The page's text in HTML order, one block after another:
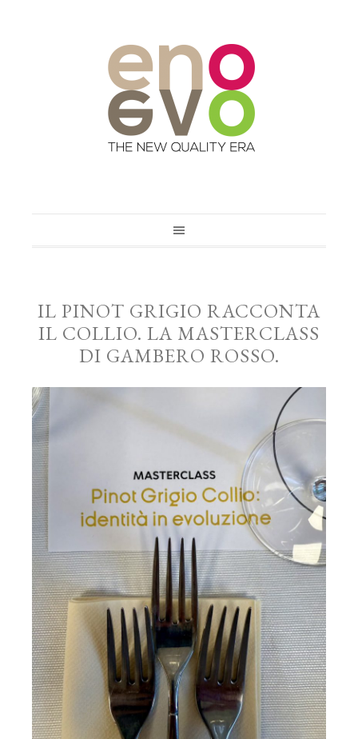
IL PINOT GRIGIO RACCONTA
IL COLLIO. LA MASTERCLASS
DI GAMBERO ROSSO.